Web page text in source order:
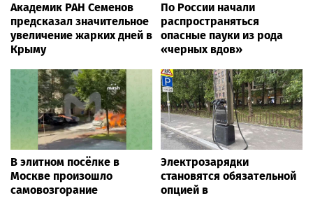
Академик РАН Семенов
предсказал значительное
увеличение жарких дней в
Крыму
По России начали
распространяться
опасные пауки из рода
«черных вдов»
В элитном посёлке в
Москве произошло
самовозгорание
Электрозарядки
становятся обязательной
опцией в